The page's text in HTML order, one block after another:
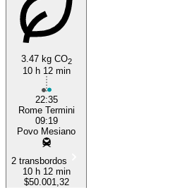
3.47 kg CO2
10 h 12 min
22:35
Rome Termini
09:19
Povo Mesiano
2 transbordos
10 h 12 min
$50.001,32